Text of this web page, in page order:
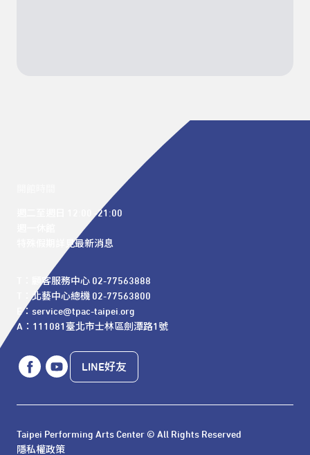
週二至週日 12:00 -21:00
特殊假期詳見最新消息
T：顧客服務中心 02-77563888
T：北藝中心總機 02-77563800
E：service@tpac-taipei.org
A：111081臺北市士林區劍潭路1號
LINE好友
Taipei Performing Arts Center © All Rights Reserved
隱私權政策